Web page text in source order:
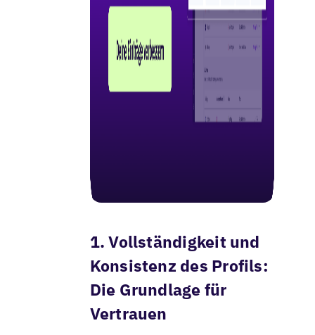
1. Vollständigkeit und
Konsistenz des Profils:
Die Grundlage für
Vertrauen